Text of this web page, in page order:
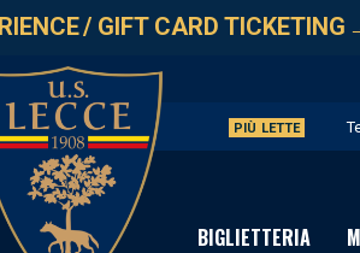
/ GIFT CARD TICKETING
PIÙ LETTE
BIGLIETTERIA